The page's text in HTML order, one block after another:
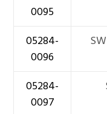
0095
05284-
0096
05284-
0097